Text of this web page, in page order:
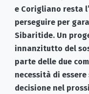
e Corigliano resta
perseguire per
Sibaritide. Un
innanzitutto del
parte delle due
necessità di
decisione nel